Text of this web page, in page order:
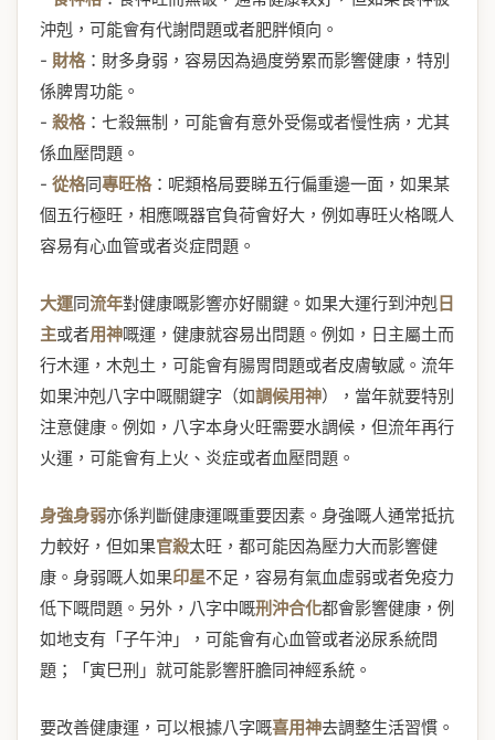
沖剋，可能會有代謝問題或者肥胖傾向。
- 財格：財多身弱，容易因為過度勞累而影響健康，特別
係脾胃功能。
- 殺格：七殺無制，可能會有意外受傷或者慢性病，尤其
係血壓問題。
- 從格同專旺格：呢類格局要睇五行偏重邊一面，如果某
個五行極旺，相應嘅器官負荷會好大，例如專旺火格嘅人
容易有心血管或者炎症問題。
大運同流年對健康嘅影響亦好關鍵。如果大運行到沖剋 日
主或者用神嘅運，健康就容易出問題。例如，日主屬土而
行木運，木剋土，可能會有腸胃問題或者皮膚敏感。流年
如果沖剋八字中嘅關鍵字（如調候用神），當年就要特別
注意健康。例如，八字本身火旺需要水調候，但流年再行
火運，可能會有上火、炎症或者血壓問題。
身強身弱亦係判斷健康運嘅重要因素。身強嘅人通常抵抗
力較好，但如果官殺太旺，都可能因為壓力大而影響健
康。身弱嘅人如果印星不足，容易有氣血虛弱或者免疫力
低下嘅問題。另外，八字中嘅刑沖合化都會影響健康，例
如地支有「子午沖」，可能會有心血管或者泌尿系統問
題；「寅巳刑」就可能影響肝膽同神經系統。
要改善健康運，可以根據八字嘅喜用神去調整生活習慣。